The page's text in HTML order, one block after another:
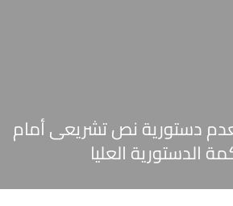
دستورية نص تشريعى أمام
الدستورية العليا